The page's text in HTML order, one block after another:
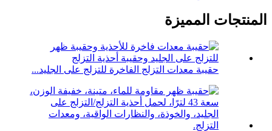
المنتجات المميزة
حقيبة معدات التزلج الفاخرة للتزلج على الجليد...